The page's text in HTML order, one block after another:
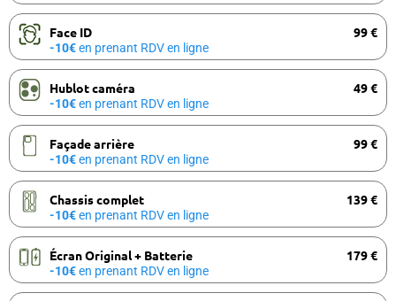
Face ID 99 €
-10€en prenant RDV en ligne
Hublot caméra 49 €
-10€en prenant RDV en ligne
Façade arrière 99 €
-10€en prenant RDV en ligne
Chassis complet 139 €
-10€en prenant RDV en ligne
Écran Original + Batterie 179 €
-10€en prenant RDV en ligne